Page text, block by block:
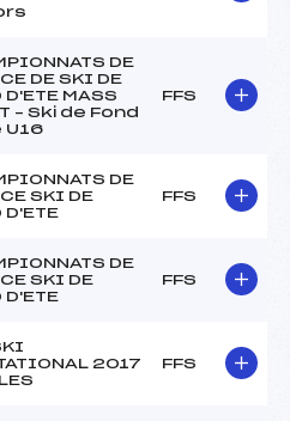
DE
DE SKI DE
D'ETE MASS
– Ski de Fond
U16
FFS
DE
SKI DE
D'ETE
FFS
DE
SKI DE
D'ETE
FFS
2017
FFS